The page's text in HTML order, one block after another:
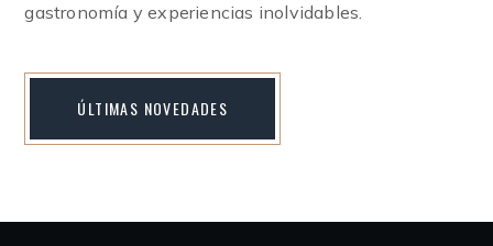
gastronomía y experiencias inolvidables.
ÚLTIMAS NOVEDADES